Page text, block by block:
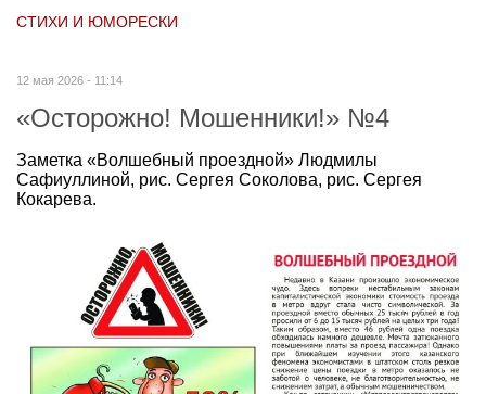
СТИХИ И ЮМОРЕСКИ
12 мая 2026 - 11:14
«Осторожно! Мошенники!» №4
Заметка «Волшебный проездной» Людмилы
Сафиуллиной, рис. Сергея Соколова, рис. Сергея
Кокарева.